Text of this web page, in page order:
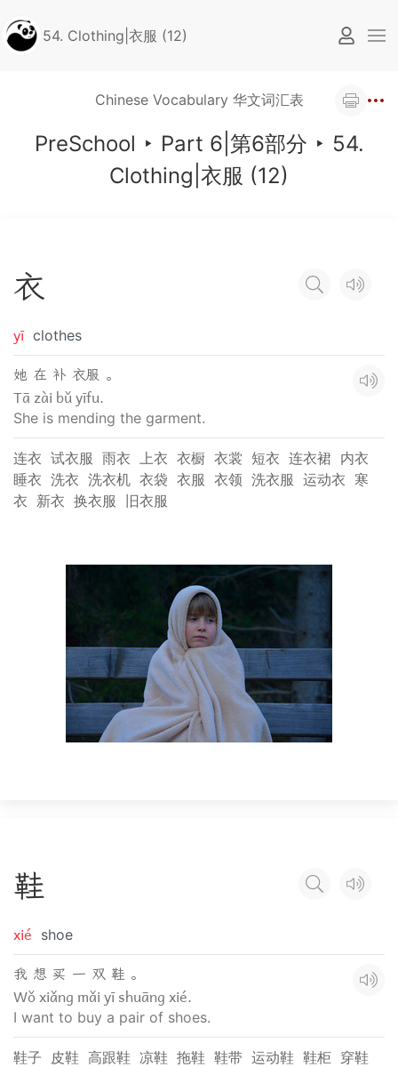
54. Clothing|衣服 (12)
Chinese Vocabulary 华文词汇表
PreSchool ‣ Part 6|第6部分 ‣ 54.
Clothing|衣服 (12)
衣
yī clothes
她 在 补 衣服 。
Tā zài bǔ yīfu.
She is mending the garment.
连衣 试衣服 雨衣 上衣 衣橱 衣裳 短衣 连衣裙 内衣
睡衣 洗衣 洗衣机 衣袋 衣服 衣领 洗衣服 运动衣 寒
衣 新衣 换衣服 旧衣服
鞋
xié shoe
我 想 买 一 双 鞋 。
Wǒ xiǎng mǎi yī shuāng xié.
I want to buy a pair of shoes.
鞋子 皮鞋 高跟鞋 凉鞋 拖鞋 鞋带 运动鞋 鞋柜 穿鞋